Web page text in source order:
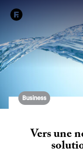
Business
Vers une